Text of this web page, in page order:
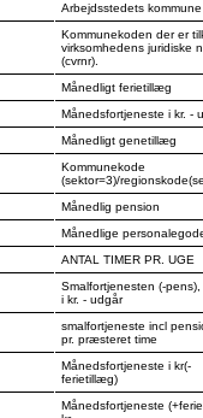
Arbejdsstedets kommune
Kommunekoden der er
virksomhedens juridiske
(cvrnr).
Månedligt ferietillæg
Månedsfortjeneste i kr. -
Månedligt genetillæg
Kommunekode
(sektor=3)/
Månedlig pension
Månedlige
ANTAL TIMER PR. UGE
Smalfortjenesten (-pens),
i kr. - udgår
smalfortjeneste incl
pr. præsteret time
Månedsfortjeneste i kr(-
ferietillæg)
Månedsfortjeneste